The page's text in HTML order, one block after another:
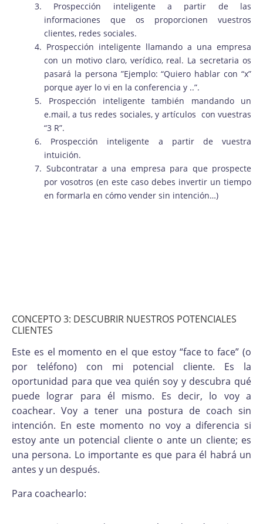
Prospección inteligente a partir de las
informaciones que os proporcionen vuestros
clientes, redes sociales.
Prospección inteligente llamando a una empresa
con un motivo claro, verídico, real. La secretaria os
pasará la persona ”Ejemplo: “Quiero hablar con “x”
porque ayer lo vi en la conferencia y ..”.
Prospección inteligente también mandando un
e.mail, a tus redes sociales, y artículos con vuestras
“3 R”.
Prospección inteligente a partir de vuestra
intuición.
Subcontratar a una empresa para que prospecte
por vosotros (en este caso debes invertir un tiempo
en formarla en cómo vender sin intención…)
CONCEPTO 3: DESCUBRIR NUESTROS POTENCIALES
CLIENTES
Este es el momento en el que estoy “face to face” (o
por teléfono) con mi potencial cliente. Es la
oportunidad para que vea quién soy y descubra qué
puede lograr para él mismo. Es decir, lo voy a
coachear. Voy a tener una postura de coach sin
intención. En este momento no voy a diferencia si
estoy ante un potencial cliente o ante un cliente; es
una persona. Lo importante es que para él habrá un
antes y un después.
Para coachearlo: